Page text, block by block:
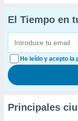
El Tiempo en
He leído y acepto la
Principales